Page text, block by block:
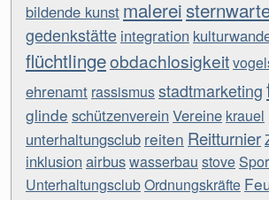
bildende kunst malerei
gedenkstätte integration
flüchtlingeobdachlosigkeit
ehrenamt rassismusstadtmarketing
glinde schützenverein Vereine krauel
unterhaltungsclub reiten Reitturnier
inklusion airbuswasserbau stove
UnterhaltungsclubOrdnungskräfte